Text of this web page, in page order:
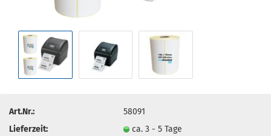
Art.Nr.:
58091
Lieferzeit:
ca. 3 - 5 Tage